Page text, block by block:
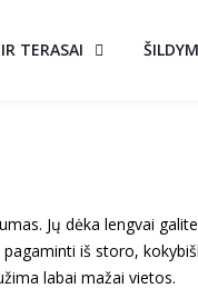
TERASAI
Jų dėka lengvai galite
iš storo,
labai mažai vietos.